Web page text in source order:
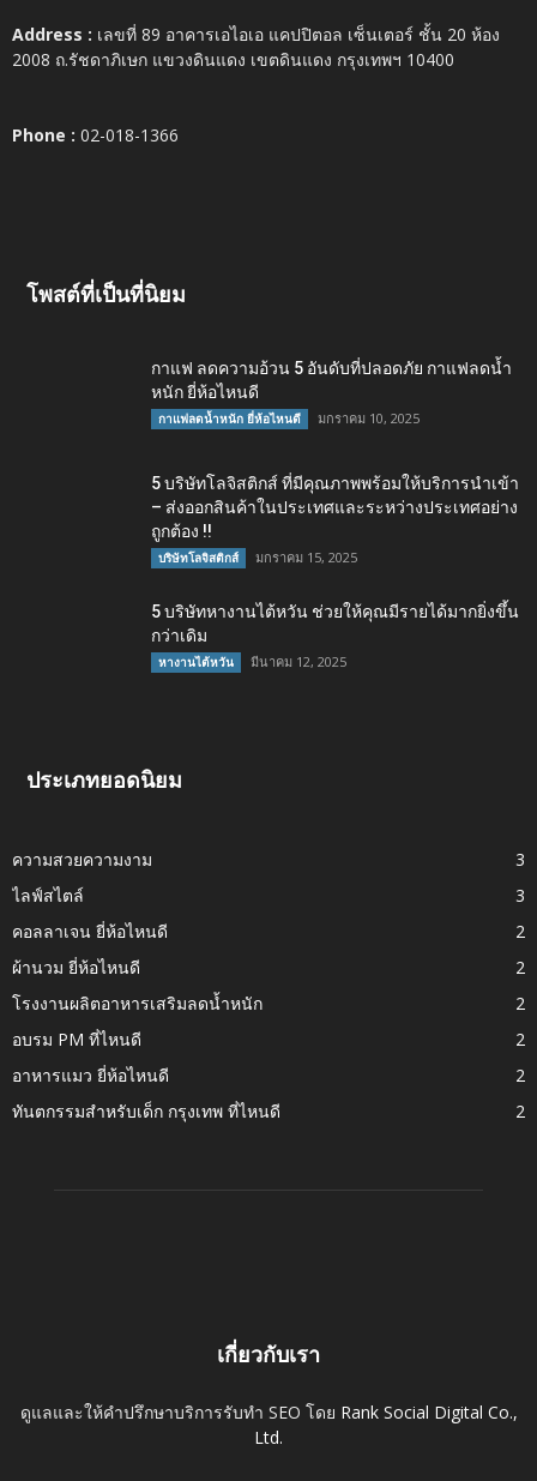
Address : เลขที่ 89 อาคารเอไอเอ แคปปิตอล เซ็นเตอร์ ชั้น 20 ห้อง
2008 ถ.รัชดาภิเษก แขวงดินแดง เขตดินแดง กรุงเทพฯ 10400
Phone : 02-018-1366
โพสต์ที่เป็นที่นิยม
กาแฟ ลดความอ้วน 5 อันดับที่ปลอดภัย กาแฟลดน้ำ
หนัก ยี่ห้อไหนดี
กาแฟลดน้ำหนัก ยี่ห้อไหนดี มกราคม 10, 2025
5 บริษัทโลจิสติกส์ ที่มีคุณภาพพร้อมให้บริการนำเข้า
– ส่งออกสินค้าในประเทศและระหว่างประเทศอย่าง
ถูกต้อง !!
บริษัทโลจิสติกส์ มกราคม 15, 2025
5 บริษัทหางานไต้หวัน ช่วยให้คุณมีรายได้มากยิ่งขึ้น
กว่าเดิม
หางานไต้หวัน มีนาคม 12, 2025
ประเภทยอดนิยม
ความสวยความงาม
3
ไลฟ์สไตล์
3
คอลลาเจน ยี่ห้อไหนดี
2
ผ้านวม ยี่ห้อไหนดี
2
โรงงานผลิตอาหารเสริมลดน้ำหนัก
2
อบรม PM ที่ไหนดี
2
อาหารแมว ยี่ห้อไหนดี
2
ทันตกรรมสำหรับเด็ก กรุงเทพ ที่ไหนดี
2
เกี่ยวกับเรา
ดูแลและให้คำปรึกษาบริการรับทำ SEO โดย Rank Social Digital Co.,
Ltd.